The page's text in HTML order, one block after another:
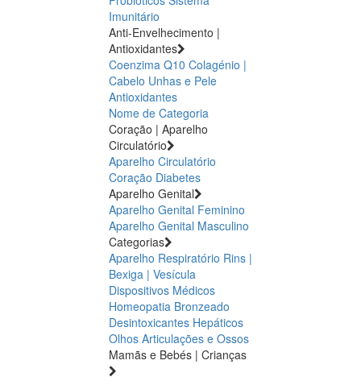
Imunitário
Anti-Envelhecimento |
Antioxidantes
Coenzima Q10 Colagénio |
Cabelo Unhas e Pele
Antioxidantes
Nome de Categoria
Coração | Aparelho
Circulatório
Aparelho Circulatório
Coração Diabetes
Aparelho Genital
Aparelho Genital Feminino
Aparelho Genital Masculino
Categorias
Aparelho Respiratório Rins |
Bexiga | Vesícula
Dispositivos Médicos
Homeopatia Bronzeado
Desintoxicantes Hepáticos
Olhos Articulações e Ossos
Mamãs e Bebés | Crianças